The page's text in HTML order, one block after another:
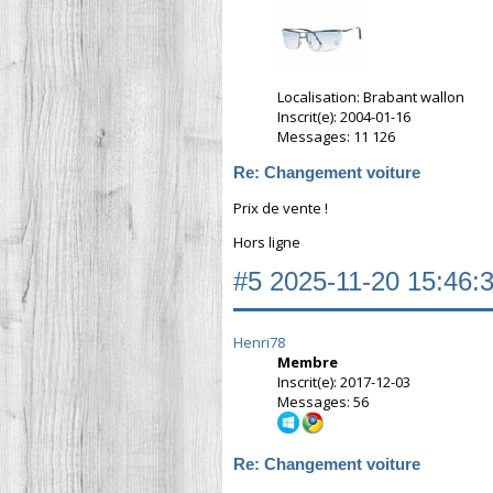
Localisation: Brabant wallon
Inscrit(e): 2004-01-16
Messages: 11 126
Re: Changement voiture
Prix de vente !
Hors ligne
#5 2025-11-20
Henri78
Membre
Inscrit(e): 2017-12-03
Messages: 56
Re: Changement voiture